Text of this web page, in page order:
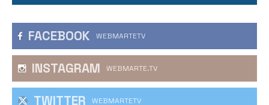
FACEBOOK WEBMARTETV
INSTAGRAM WEBMARTE.TV
TWITTER WEBMARTETV